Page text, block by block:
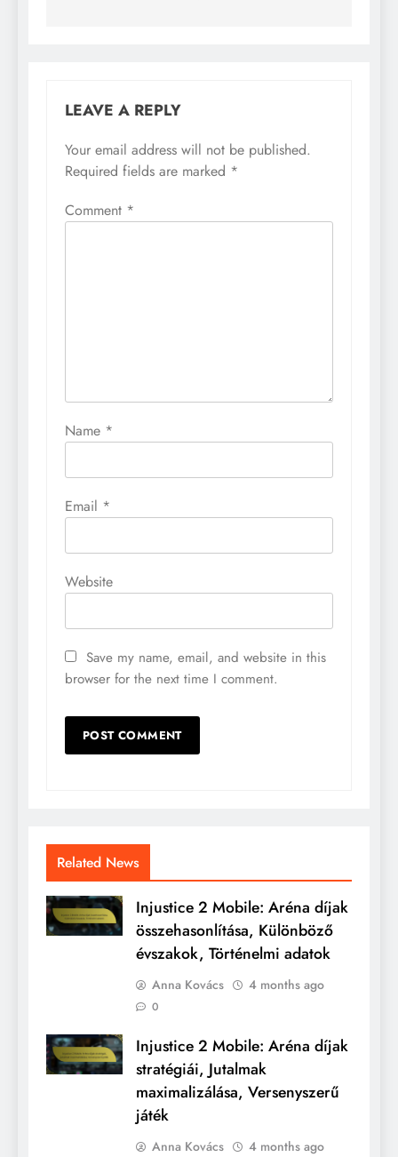
LEAVE A REPLY
Your email address will not be published.
Required fields are marked *
Comment *
Name *
Email *
Website
Save my name, email, and website in this
browser for the next time I comment.
Related News
Injustice 2 Mobile: Aréna díjak
összehasonlítása, Különböző
évszakok, Történelmi adatok
Anna Kovács 4 months ago
0
Injustice 2 Mobile: Aréna díjak
stratégiái, Jutalmak
maximalizálása, Versenyszerű
játék
Anna Kovács 4 months ago